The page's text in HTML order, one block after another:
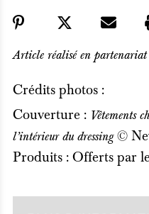
Article réalisé en
Crédits photos :
Couverture : Vêtements
l’intérieur du dressing©
Produits : Offerts par